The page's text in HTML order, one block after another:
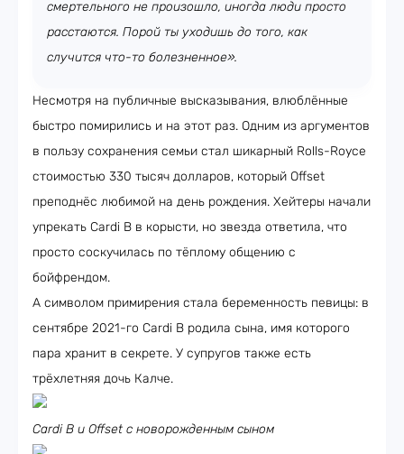
смертельного не произошло, иногда люди просто
расстаются. Порой ты уходишь до того, как
случится что-то болезненное».
Несмотря на публичные высказывания, влюблённые
быстро помирились и на этот раз. Одним из аргументов
в пользу сохранения семьи стал шикарный Rolls-Royce
стоимостью 330 тысяч долларов, который Offset
преподнёс любимой на день рождения. Хейтеры начали
упрекать Cardi B в корысти, но звезда ответила, что
просто соскучилась по тёплому общению с
бойфрендом.
А символом примирения стала беременность певицы: в
сентябре 2021-го Cardi B родила сына, имя которого
пара хранит в секрете. У супругов также есть
трёхлетняя дочь Калче.
Cardi B и Offset с новорожденным сыном